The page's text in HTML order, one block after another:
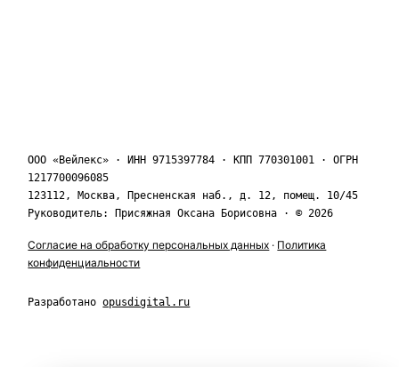
ООО «Вейлекс» · ИНН 9715397784 · КПП 770301001 · ОГРН
1217700096085
123112, Москва, Пресненская наб., д. 12, помещ. 10/45
Руководитель: Присяжная Оксана Борисовна · © 2026
Согласие на обработку персональных данных · Политика
конфиденциальности
Разработаноopusdigital.ru